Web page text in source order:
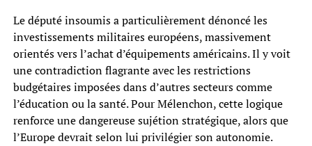
Le député insoumis a particulièrement dénoncé les
investissements militaires européens, massivement
orientés vers l’achat d’équipements américains. Il y voit
une contradiction flagrante avec les restrictions
budgétaires imposées dans d’autres secteurs comme
l’éducation ou la santé. Pour Mélenchon, cette logique
renforce une dangereuse sujétion stratégique, alors que
l’Europe devrait selon lui privilégier son autonomie.